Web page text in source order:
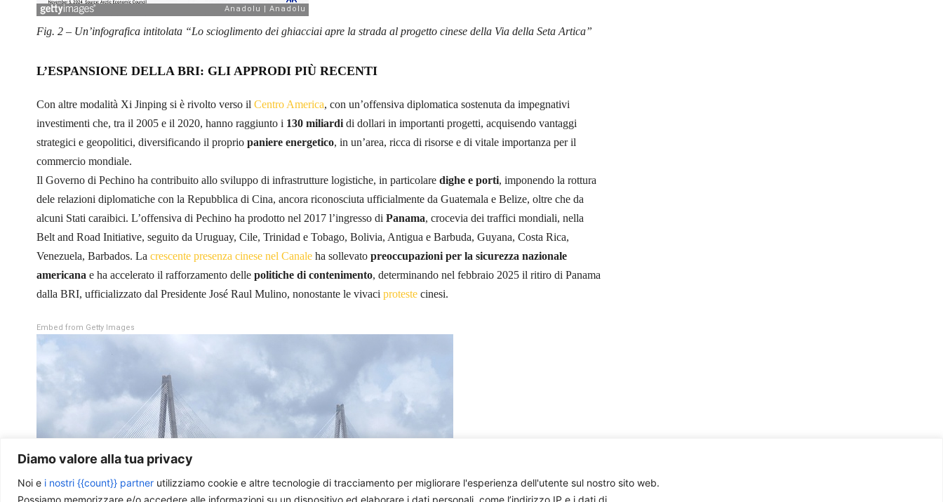
Diamo valore alla tua privacy
Noi e i nostri {{count}} partner utilizziamo cookie e altre tecnologie di tracciamento per migliorare l'esperienza dell'utente sul nostro sito web.
Possiamo memorizzare e/o accedere alle informazioni su un dispositivo ed elaborare i dati personali, come l’indirizzo IP e i dati di
Fig. 2 – Un’infografica intitolata “Lo scioglimento dei ghiacciai apre la strada al progetto cinese della Via della Seta Artica”
L’ESPANSIONE DELLA BRI: GLI APPRODI PIÙ RECENTI
Con altre modalità Xi Jinping si è rivolto verso il Centro America, con un’offensiva diplomatica sostenuta da impegnativi
investimenti che, tra il 2005 e il 2020, hanno raggiunto i 130 miliardi di dollari in importanti progetti, acquisendo vantaggi
strategici e geopolitici, diversificando il proprio paniere energetico, in un’area, ricca di risorse e di vitale importanza per il
commercio mondiale.
Il Governo di Pechino ha contribuito allo sviluppo di infrastrutture logistiche, in particolare dighe e porti, imponendo la rottura
dele relazioni diplomatiche con la Repubblica di Cina, ancora riconosciuta ufficialmente da Guatemala e Belize, oltre che da
alcuni Stati caraibici. L’offensiva di Pechino ha prodotto nel 2017 l’ingresso di Panama, crocevia dei traffici mondiali, nella
Belt and Road Initiative, seguito da Uruguay, Cile, Trinidad e Tobago, Bolivia, Antigua e Barbuda, Guyana, Costa Rica,
Venezuela, Barbados. La crescente presenza cinese nel Canale ha sollevato preoccupazioni per la sicurezza nazionale
americana e ha accelerato il rafforzamento delle politiche di contenimento, determinando nel febbraio 2025 il ritiro di Panama
dalla BRI, ufficializzato dal Presidente José Raul Mulino, nonostante le vivaci proteste cinesi.
Embed from Getty Images